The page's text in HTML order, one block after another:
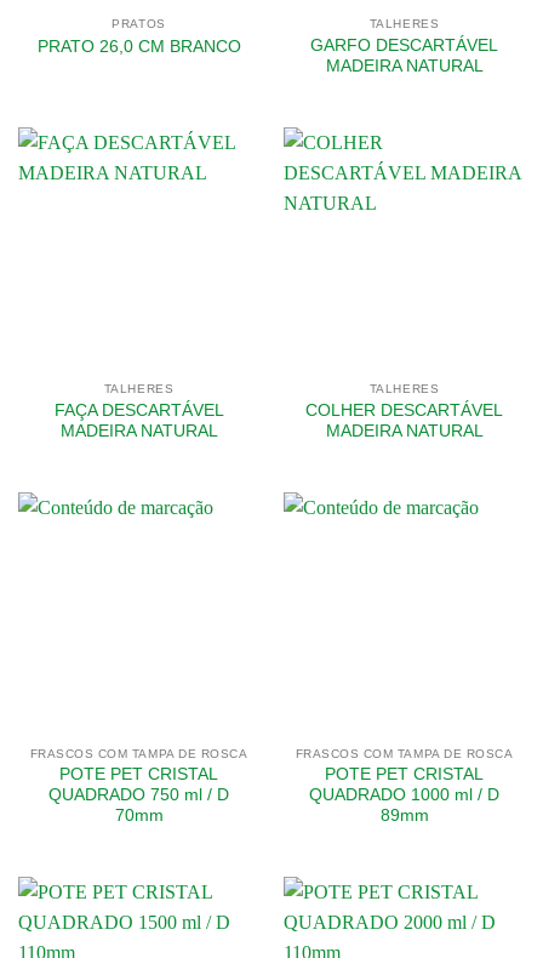
PRATOS
PRATO 26,0 CM BRANCO
TALHERES
GARFO DESCARTÁVEL
MADEIRA NATURAL
TALHERES
FAÇA DESCARTÁVEL
MADEIRA NATURAL
TALHERES
COLHER DESCARTÁVEL
MADEIRA NATURAL
FRASCOS COM TAMPA DE ROSCA
POTE PET CRISTAL
QUADRADO 750 ml / D
70mm
FRASCOS COM TAMPA DE ROSCA
POTE PET CRISTAL
QUADRADO 1000 ml / D
89mm